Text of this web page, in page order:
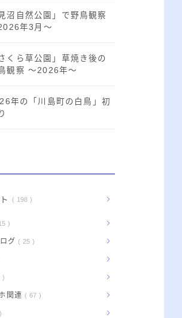
見沼自然公園」で野鳥観察
年3月～
さくら草公園」草焼き後の
観察 ～2026年～
年の「川島町の白鳥」初
198
グ 25
関連 67